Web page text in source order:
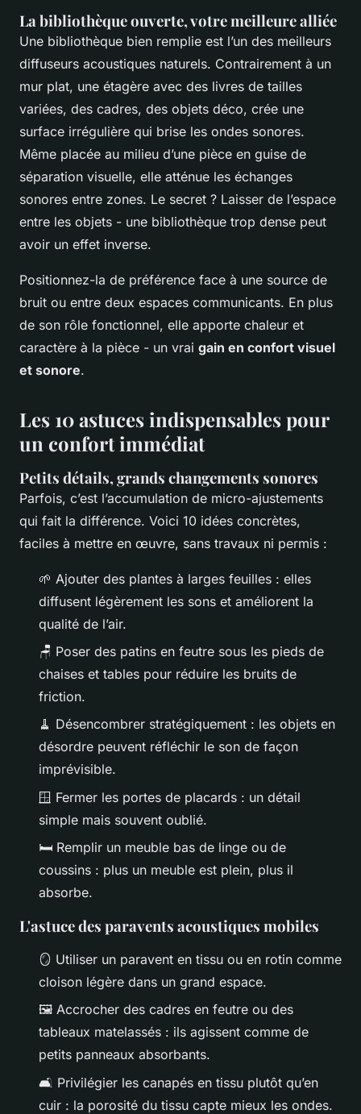
La bibliothèque ouverte, votre meilleure alliée
Une bibliothèque bien remplie est l’un des meilleurs
diffuseurs acoustiques naturels. Contrairement à un
mur plat, une étagère avec des livres de tailles
variées, des cadres, des objets déco, crée une
surface irrégulière qui brise les ondes sonores.
Même placée au milieu d’une pièce en guise de
séparation visuelle, elle atténue les échanges
sonores entre zones. Le secret ? Laisser de l’espace
entre les objets - une bibliothèque trop dense peut
avoir un effet inverse.
Positionnez-la de préférence face à une source de
bruit ou entre deux espaces communicants. En plus
de son rôle fonctionnel, elle apporte chaleur et
caractère à la pièce - un vrai gain en confort visuel
et sonore.
Les 10 astuces indispensables pour
un confort immédiat
Petits détails, grands changements sonores
Parfois, c’est l’accumulation de micro-ajustements
qui fait la différence. Voici 10 idées concrètes,
faciles à mettre en œuvre, sans travaux ni permis :
🌱 Ajouter des plantes à larges feuilles : elles
diffusent légèrement les sons et améliorent la
qualité de l’air.
🪑 Poser des patins en feutre sous les pieds de
chaises et tables pour réduire les bruits de
friction.
🧹 Désencombrer stratégiquement : les objets en
désordre peuvent réfléchir le son de façon
imprévisible.
🪟 Fermer les portes de placards : un détail
simple mais souvent oublié.
🛏️ Remplir un meuble bas de linge ou de
coussins : plus un meuble est plein, plus il
absorbe.
L'astuce des paravents acoustiques mobiles
🪞 Utiliser un paravent en tissu ou en rotin comme
cloison légère dans un grand espace.
🖼️ Accrocher des cadres en feutre ou des
tableaux matelassés : ils agissent comme de
petits panneaux absorbants.
🛋️ Privilégier les canapés en tissu plutôt qu’en
cuir : la porosité du tissu capte mieux les ondes.